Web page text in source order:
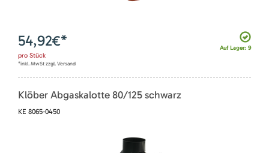
Auf Lager: 9
54,92€*
pro Stück
*inkl. MwSt zzgl. Versand
Klöber Abgaskalotte 80/125 schwarz
KE 8065-0450